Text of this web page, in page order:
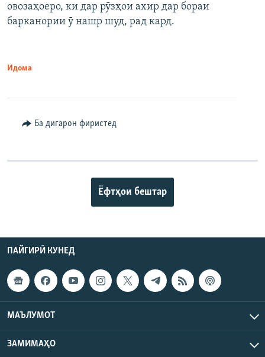
овозаҳоеро, ки дар рӯзҳои ахир дар бораи
барканории ӯ нашр шуд, рад кард.
Идома
Ба дигарон фиристед
Ёфтҳои бештар
ПАЙГИРӢ КУНЕД
МАЪЛУМОТ
ЗАМИМАҲО